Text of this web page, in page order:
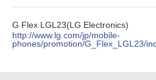
G Flex LGL23(LG Electronics)
http://www.lg.com/jp/mobile-
phones/promotion/G_Flex_LGL23/